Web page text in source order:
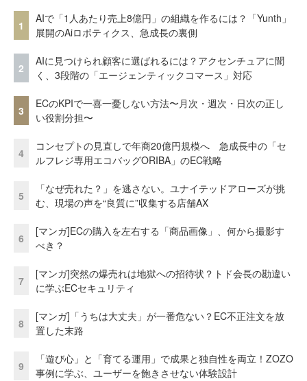
1
AIで「1人あたり売上8億円」の組織を作るには？「Yunth」
展開のAiロボティクス、急成長の裏側
2
AIに見つけられ顧客に選ばれるには？アクセンチュアに聞
く、3段階の「エージェンティックコマース」対応
3
ECのKPIで一喜一憂しない方法〜月次・週次・日次の正し
い役割分担〜
4
コンセプトの見直しで年商20億円規模へ 急成長中の「セ
ルフレジ専用エコバッグORIBA」のEC戦略
5
「なぜ売れた？」を逃さない。ユナイテッドアローズが挑
む、現場の声を“良質に”収集する店舗AX
6
[マンガ]ECの購入を左右する「商品画像」、何から撮影す
べき？
7
[マンガ]突然の爆売れは地獄への招待状？トド会長の勘違い
に学ぶECセキュリティ
8
[マンガ]「うちは大丈夫」が一番危ない？EC不正注文を放
置した末路
9
「遊び心」と「育てる運用」で成果と独自性を両立！ZOZO
事例に学ぶ、ユーザーを飽きさせない体験設計